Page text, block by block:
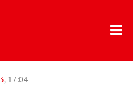
, 17:04